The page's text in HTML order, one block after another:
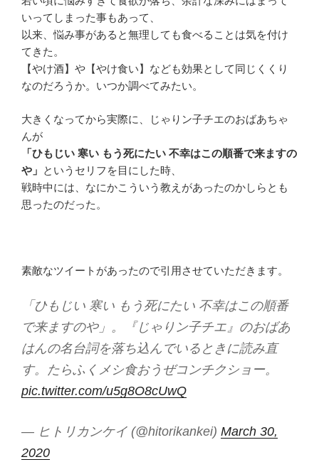
いってしまった事もあって、
以来、悩み事があると無理しても食べることは気を付け
てきた。
【やけ酒】や【やけ食い】なども効果として同じくくり
なのだろうか。いつか調べてみたい。
大きくなってから実際に、じゃりン子チエのおばあちゃ
んが
「ひもじい 寒い もう死にたい 不幸はこの順番で来ますの
や」 というセリフを目にした時、
戦時中には、なにかこういう教えがあったのかしらとも
思ったのだった。
素敵なツイートがあったので引用させていただきます。
「ひもじい 寒い もう死にたい 不幸はこの順番
で来ますのや」。『じゃりン子チエ』のおばあ
はんの名台詞を落ち込んでいるときに読み直
す。たらふくメシ食おうぜコンチクショー。
pic.twitter.com/u5g8O8cUwQ
— ヒトリカンケイ (@hitorikankei) March 30,
2020